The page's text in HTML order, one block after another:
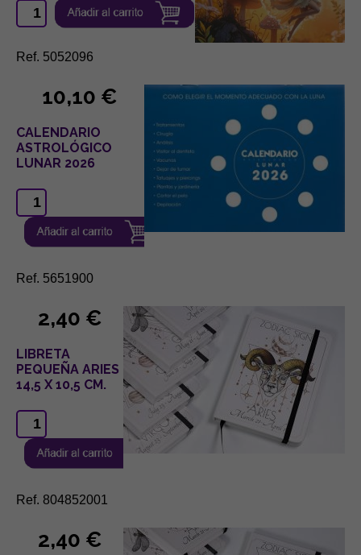
Ref. 5052096
10,10 €
CALENDARIO
ASTROLÓGICO
LUNAR 2026
Ref. 5651900
2,40 €
LIBRETA
PEQUEÑA ARIES
14,5 X 10,5 CM.
Ref. 804852001
2,40 €